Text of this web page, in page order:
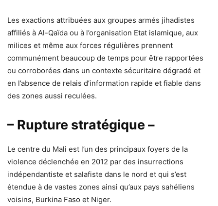
Les exactions attribuées aux groupes armés jihadistes
affiliés à Al-Qaïda ou à l’organisation Etat islamique, aux
milices et même aux forces régulières prennent
communément beaucoup de temps pour être rapportées
ou corroborées dans un contexte sécuritaire dégradé et
en l’absence de relais d’information rapide et fiable dans
des zones aussi reculées.
– Rupture stratégique –
Le centre du Mali est l’un des principaux foyers de la
violence déclenchée en 2012 par des insurrections
indépendantiste et salafiste dans le nord et qui s’est
étendue à de vastes zones ainsi qu’aux pays sahéliens
voisins, Burkina Faso et Niger.